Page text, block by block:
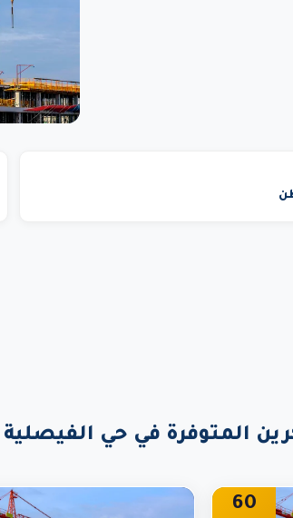
المتوفرة في حي الفيصلية
60